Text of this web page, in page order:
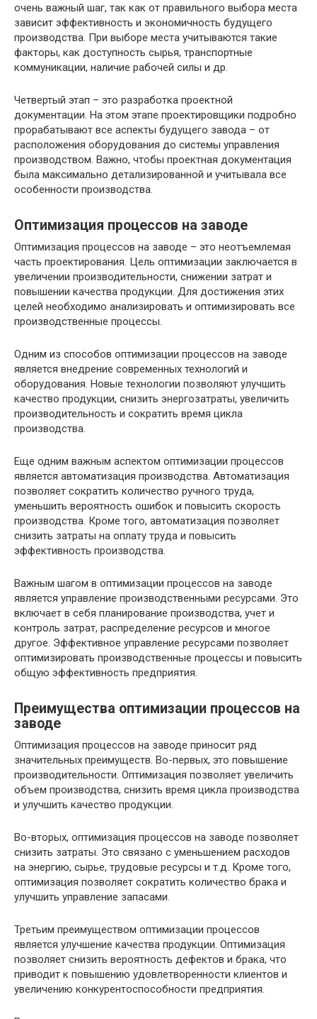
очень важный шаг, так как от правильного выбора места
зависит эффективность и экономичность будущего
производства. При выборе места учитываются такие
факторы, как доступность сырья, транспортные
коммуникации, наличие рабочей силы и др.
Четвертый этап – это разработка проектной
документации. На этом этапе проектировщики подробно
прорабатывают все аспекты будущего завода – от
расположения оборудования до системы управления
производством. Важно, чтобы проектная документация
была максимально детализированной и учитывала все
особенности производства.
Оптимизация процессов на заводе
Оптимизация процессов на заводе – это неотъемлемая
часть проектирования. Цель оптимизации заключается в
увеличении производительности, снижении затрат и
повышении качества продукции. Для достижения этих
целей необходимо анализировать и оптимизировать все
производственные процессы.
Одним из способов оптимизации процессов на заводе
является внедрение современных технологий и
оборудования. Новые технологии позволяют улучшить
качество продукции, снизить энергозатраты, увеличить
производительность и сократить время цикла
производства.
Еще одним важным аспектом оптимизации процессов
является автоматизация производства. Автоматизация
позволяет сократить количество ручного труда,
уменьшить вероятность ошибок и повысить скорость
производства. Кроме того, автоматизация позволяет
снизить затраты на оплату труда и повысить
эффективность производства.
Важным шагом в оптимизации процессов на заводе
является управление производственными ресурсами. Это
включает в себя планирование производства, учет и
контроль затрат, распределение ресурсов и многое
другое. Эффективное управление ресурсами позволяет
оптимизировать производственные процессы и повысить
общую эффективность предприятия.
Преимущества оптимизации процессов на
заводе
Оптимизация процессов на заводе приносит ряд
значительных преимуществ. Во-первых, это повышение
производительности. Оптимизация позволяет увеличить
объем производства, снизить время цикла производства
и улучшить качество продукции.
Во-вторых, оптимизация процессов на заводе позволяет
снизить затраты. Это связано с уменьшением расходов
на энергию, сырье, трудовые ресурсы и т.д. Кроме того,
оптимизация позволяет сократить количество брака и
улучшить управление запасами.
Третьим преимуществом оптимизации процессов
является улучшение качества продукции. Оптимизация
позволяет снизить вероятность дефектов и брака, что
приводит к повышению удовлетворенности клиентов и
увеличению конкурентоспособности предприятия.